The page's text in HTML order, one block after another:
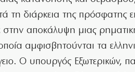
τη διάρκεια της πρόσφατης
αποκάλυψη μιας
αμφισβητούνται τα
Ο υπουργός Εξωτερικών,